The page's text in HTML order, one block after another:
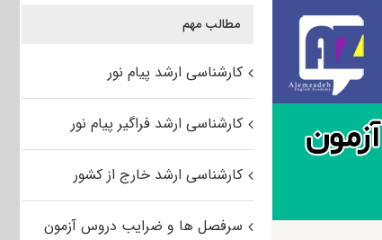
مطالب مهم
کارشناسی ارشد پیام نور
کارشناسی ارشد فراگیر پیام نور
کارشناسی ارشد خارج از کشور
سرفصل ها و ضرایب دروس آزمون